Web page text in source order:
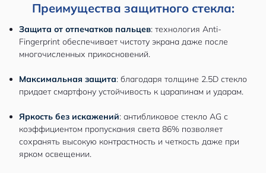
Преимущества защитного стекла:
Защита от отпечатков пальцев: технология Anti-
Fingerprint обеспечивает чистоту экрана даже после
многочисленных прикосновений.
Максимальная защита: благодаря толщине 2.5D стекло
придает смартфону устойчивость к царапинам и ударам.
Яркость без искажений: антибликовое стекло AG с
коэффициентом пропускания света 86% позволяет
сохранять высокую контрастность и четкость даже при
ярком освещении.